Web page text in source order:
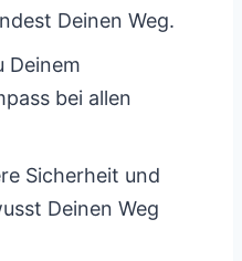
Deinen Weg.
Deinem
bei allen
Sicherheit und
Deinen Weg